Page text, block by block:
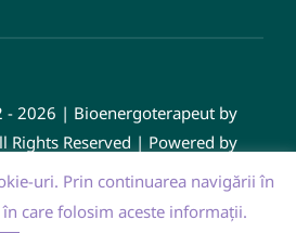
2026 | Bioenergoterapeut by
Rights Reserved | Powered by
WordPress
uri. Prin continuarea navigării în
care folosim aceste informaţii.